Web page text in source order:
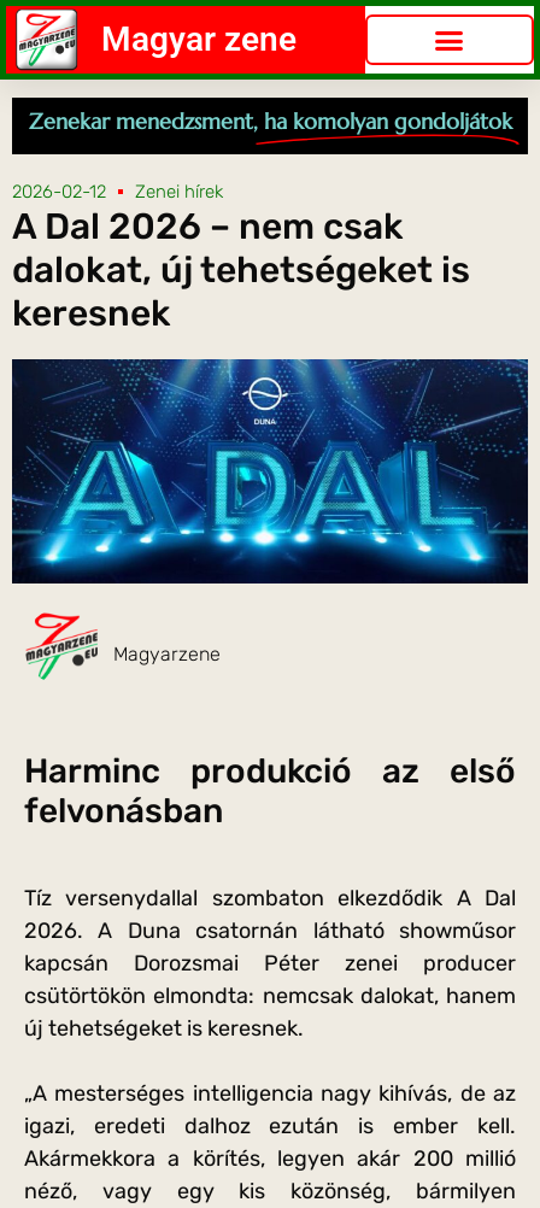
Magyar zene
Zenekar menedzsment, ha komolyan gondoljátok
2026-02-12 Zenei hírek
A Dal 2026 – nem csak
dalokat, új tehetségeket is
keresnek
Magyarzene
Harminc produkció az első
felvonásban
Tíz versenydallal szombaton elkezdődik A Dal
2026. A Duna csatornán látható showműsor
kapcsán Dorozsmai Péter zenei producer
csütörtökön elmondta: nemcsak dalokat, hanem
új tehetségeket is keresnek.
„A mesterséges intelligencia nagy kihívás, de az
igazi, eredeti dalhoz ezután is ember kell.
Akármekkora a körítés, legyen akár 200 millió
néző, vagy egy kis közönség, bármilyen